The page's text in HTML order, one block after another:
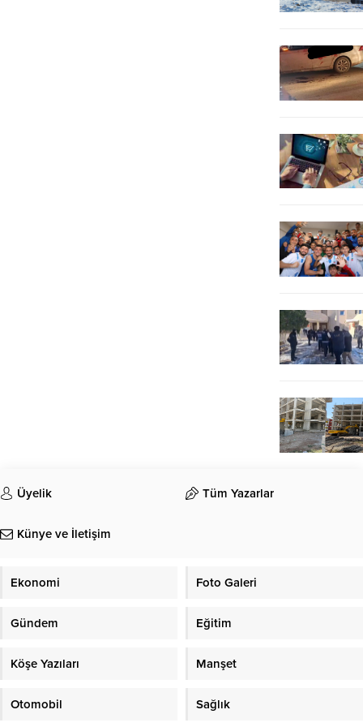
Üyelik Tüm Yazarlar
Künye ve İletişim
Ekonomi Foto Galeri
Gündem Eğitim
Köşe Yazıları Manşet
Otomobil Sağlık